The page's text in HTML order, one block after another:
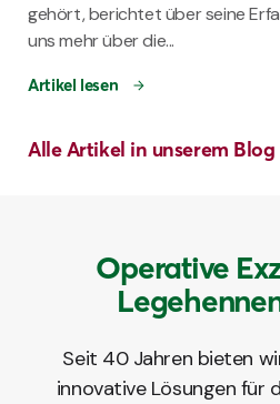
gehört, berichtet über seine
uns mehr über die...
Artikel lesen
Alle Artikel in unserem Blog
Operative
Seit 40 Jahren bieten
innovative Lösungen für